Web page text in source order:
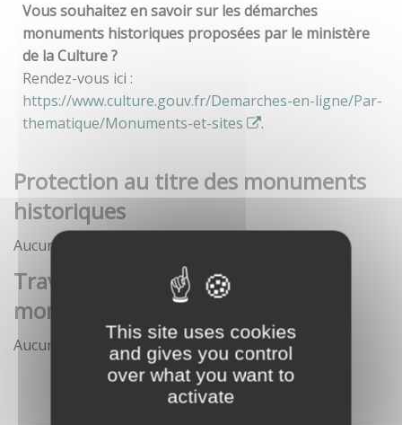
This site uses cookies
and gives you control
over what you want to
activate
Vous souhaitez en savoir sur les démarches
monuments historiques proposées par le ministère
de la Culture ?
Rendez-vous ici :
https://www.culture.gouv.fr/Demarches-en-ligne/Par-
thematique/Monuments-et-sites
.
Protection au titre des monuments
historiques
Aucune démarche pour le moment
Travaux et interventions sur
monument historique
Aucune démarche pour le moment